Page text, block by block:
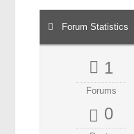
Forum Statistics
1
Forums
0